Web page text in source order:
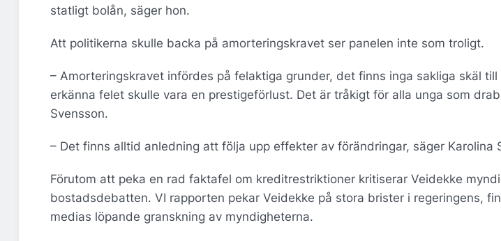
statligt bolån, säger hon.
Att politikerna skulle backa på amorteringskravet ser panelen inte som troligt.
– Amorteringskravet infördes på felaktiga grunder, det finns inga sakliga skäl
erkänna felet skulle vara en prestigeförlust. Det är tråkigt för alla unga som
Svensson.
– Det finns alltid anledning att följa upp effekter av förändringar, säger Karolina
Förutom att peka en rad faktafel om kreditrestriktioner kritiserar Veidekke
bostadsdebatten. VI rapporten pekar Veidekke på stora brister i regeringens,
medias löpande granskning av myndigheterna.